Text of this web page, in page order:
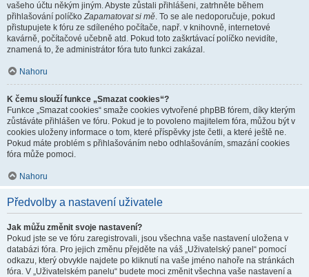
vašeho účtu někým jiným. Abyste zůstali přihlášeni, zatrhněte během
přihlašování políčkoZapamatovat si mě. To se ale nedoporučuje, pokud
přistupujete k fóru ze sdíleného počítače, např. v knihovně, internetové
kavárně, počítačové učebně atd. Pokud toto zaškrtávací políčko nevidíte,
znamená to, že administrátor fóra tuto funkci zakázal.
Nahoru
K čemu slouží funkce „Smazat cookies“?
Funkce „Smazat cookies“ smaže cookies vytvořené phpBB fórem, díky kterým
zůstáváte přihlášen ve fóru. Pokud je to povoleno majitelem fóra, můžou být v
cookies uloženy informace o tom, které příspěvky jste četli, a které ještě ne.
Pokud máte problém s přihlašováním nebo odhlašováním, smazání cookies
fóra může pomoci.
Nahoru
Předvolby a nastavení uživatele
Jak můžu změnit svoje nastavení?
Pokud jste se ve fóru zaregistrovali, jsou všechna vaše nastavení uložena v
databázi fóra. Pro jejich změnu přejděte na váš „Uživatelský panel“ pomocí
odkazu, který obvykle najdete po kliknutí na vaše jméno nahoře na stránkách
fóra. V „Uživatelském panelu“ budete moci změnit všechna vaše nastavení a